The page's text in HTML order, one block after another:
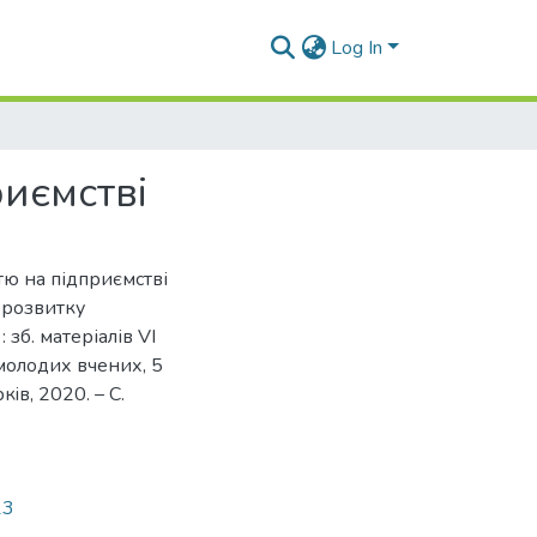
Log In
на підприємстві
матеріалів VI
вчених, 5
2020. – С.